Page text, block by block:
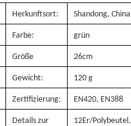
Herkunftsort: Shandong, China
Farbe: grün
Größe 26cm
Gewicht: 120 g
Zertifizierung: EN420, EN388
Details zur
12Er/Polybeutel,